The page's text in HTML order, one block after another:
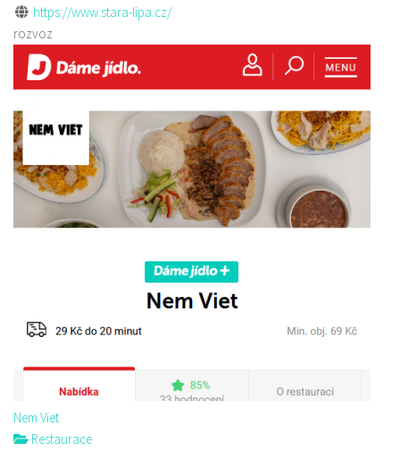
https://www.stara-lipa.cz/
rozvoz
Nem Viet
Restaurace